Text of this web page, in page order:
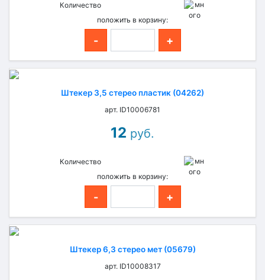
Количество
положить в корзину:
- +
Штекер 3,5 стерео пластик (04262)
арт. ID10006781
12 руб.
Количество
положить в корзину:
- +
Штекер 6,3 стерео мет (05679)
арт. ID10008317